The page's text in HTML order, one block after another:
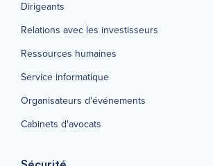
Dirigeants
Relations avec les investisseurs
Ressources humaines
Service informatique
Organisateurs d'événements
Cabinets d'avocats